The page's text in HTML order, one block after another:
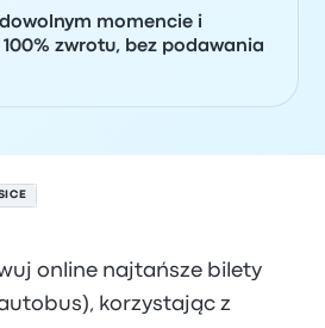
momencie i
zwrotu, bez podawania
online najtańsze bilety
korzystając z